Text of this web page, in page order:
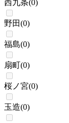
西九条(0)
野田(0)
福島(0)
扇町(0)
桜ノ宮(0)
玉造(0)